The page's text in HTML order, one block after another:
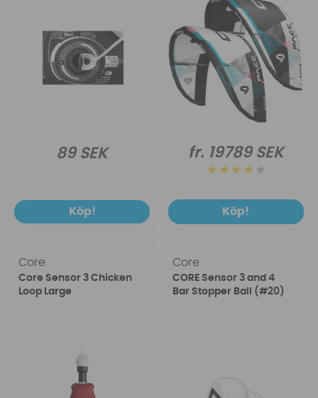
89 SEK
Köp!
fr. 19789 SEK
Köp!
Core
Core Sensor 3 Chicken
Loop Large
Core
CORE Sensor 3 and 4
Bar Stopper Ball (#20)